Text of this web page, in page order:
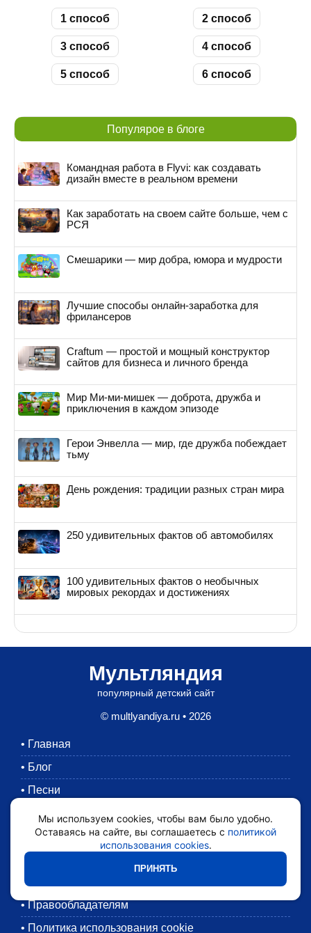
1 способ 2 способ
3 способ 4 способ
5 способ 6 способ
Популярое в блоге
Командная работа в Flyvi: как создавать
дизайн вместе в реальном времени
Как заработать на своем сайте больше, чем с
РСЯ
Смешарики — мир добра, юмора и мудрости
Лучшие способы онлайн-заработка для
фрилансеров
Craftum — простой и мощный конструктор
сайтов для бизнеса и личного бренда
Мир Ми-ми-мишек — доброта, дружба и
приключения в каждом эпизоде
Герои Энвелла — мир, где дружба побеждает
тьму
День рождения: традиции разных стран мира
250 удивительных фактов об автомобилях
100 удивительных фактов о необычных
мировых рекордах и достижениях
Мультляндия
популярный детский сайт
© multlyandiya.ru • 2026
• Главная
• Блог
• Песни
Раскраски
Картинки
•
•
• Правообладателям
• Политика использования cookie
Мы используем cookies, чтобы вам было удобно.
Оставаясь на сайте, вы соглашаетесь с политикой
использования cookies.
ПРИНЯТЬ